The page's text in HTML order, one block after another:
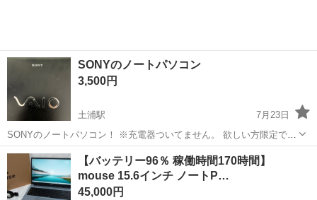
SONYのノートパソコン
3,500円
土浦駅
7月23日
SONYのノートパソコン！ ※充電器ついてません。 欲しい方限定で
す！(手渡し取引限定) 良ければ是非！
茨城 稲敷郡 ノートパソコン SONY
【バッテリー96％ 稼働時間170時間】
mouse 15.6インチ ノートP…
45,000円